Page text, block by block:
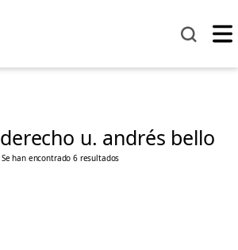
derecho u. andrés bello
Se han encontrado 6 resultados